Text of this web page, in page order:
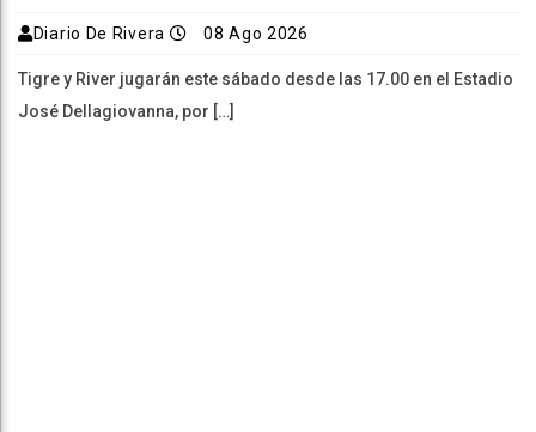
Diario De Rivera 08 Ago 2026
Tigre y River jugarán este sábado desde las 17.00 en el Estadio
José Dellagiovanna, por […]